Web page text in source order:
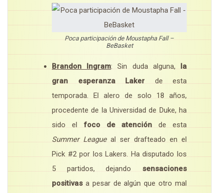
Poca participación de Moustapha Fall –
BeBasket
Brandon Ingram: Sin duda alguna,
la
gran esperanza Laker de esta
temporada. El alero de solo 18 años,
procedente de la Universidad de Duke, ha
sido el foco de atención de esta
Summer Leagueal ser drafteado en el
Pick #2 por los Lakers. Ha disputado los
5 partidos, dejando sensaciones
positivas a pesar de algún que otro mal